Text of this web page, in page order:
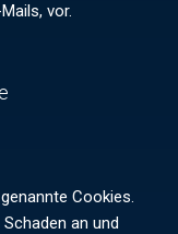
vor.
Cookies.
an und